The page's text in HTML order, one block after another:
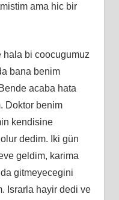
ama hic bir
hala bi coocugumuz
bana benim
acaba hata
Doktor benim
kendisine
dedim. Iki gün
geldim, karima
gitmeyecegini
Israrla hayir dedi ve